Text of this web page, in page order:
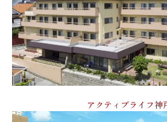
アクティブライフ神